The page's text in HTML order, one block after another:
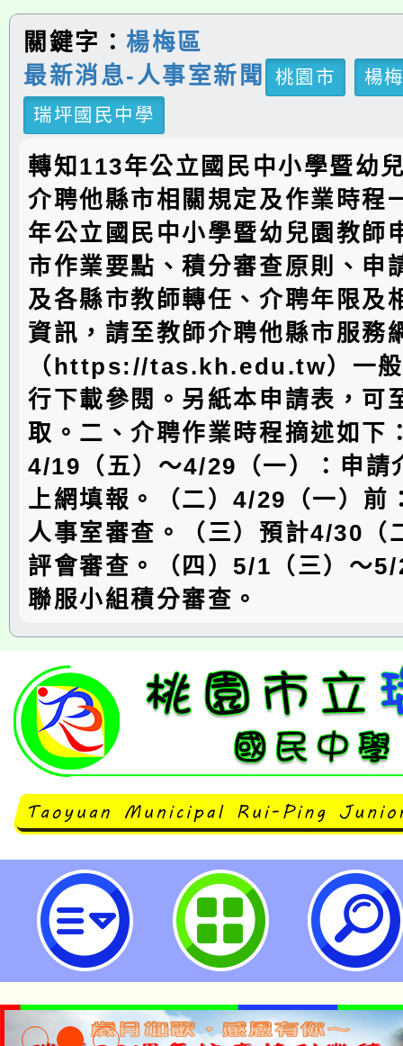
關鍵字： 楊梅區
最新消息-人事室新聞
桃園市
楊
瑞坪國民中學
轉知113年公立國民中小學暨幼
介聘他縣市相關規定及作業時程
年公立國民中小學暨幼兒園教師
市作業要點、積分審查原則、申
及各縣市教師轉任、介聘年限及
資訊，請至教師介聘他縣市服務
（https://tas.kh.edu.tw）一般
行下載參閱。另紙本申請表，可
取。二、介聘作業時程摘述如下
4/19（五）～4/29（一）：申請
上網填報。（二）4/29（一）前
人事室審查。（三）預計4/30（
評會審查。（四）5/1（三）～
聯服小組積分審查。
轉知113年公立國民中小學暨幼兒
他縣市相關規定及作業時程-桃園